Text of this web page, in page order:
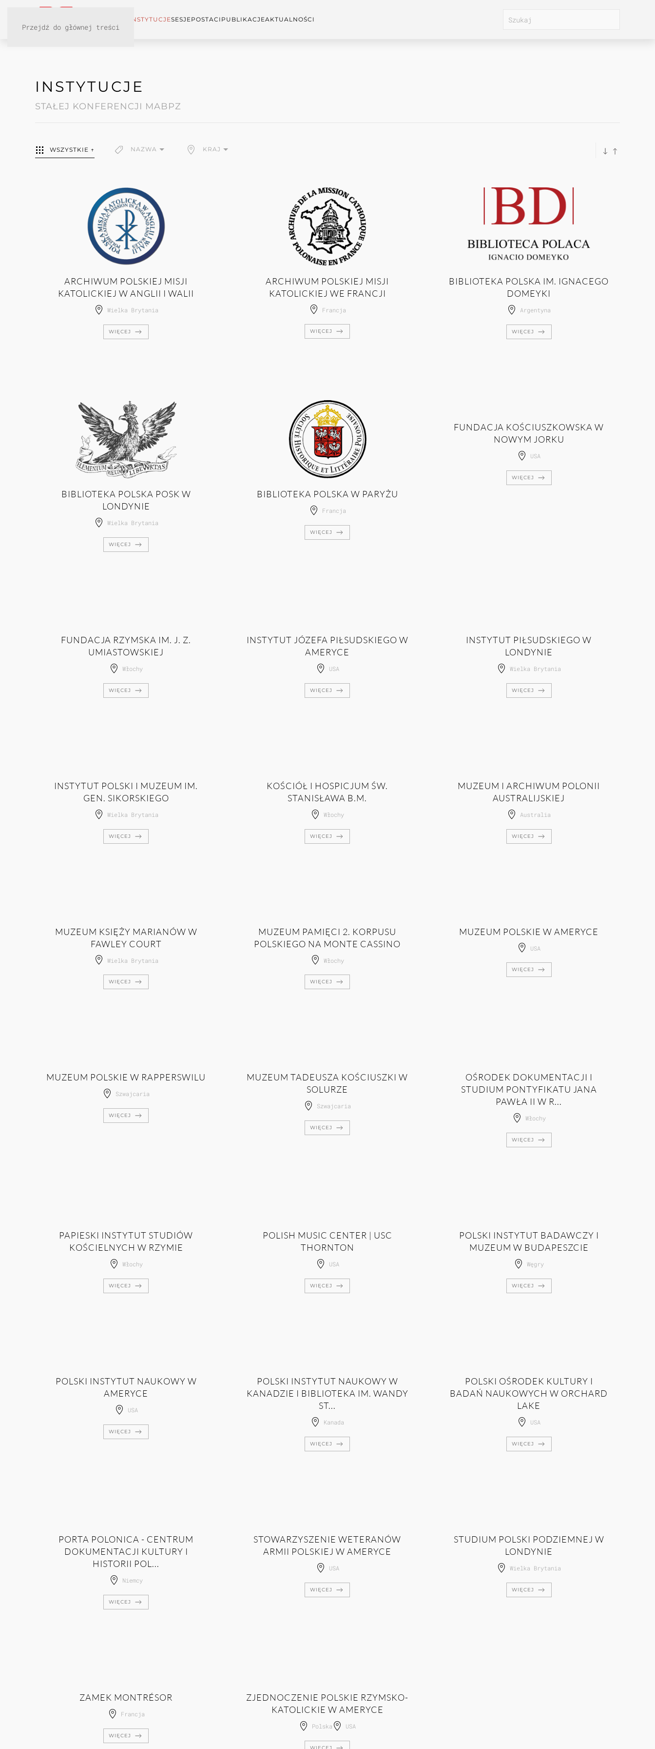
Przejdź do głównej treści
INSTYTUCJESESJEPOSTACI PUBLIKACJEAKTUALNOŚCI
INSTYTUCJE
STAŁEJ KONFERENCJI MABPZ
WSZYSTKIE ↑ NAZWA KRAJ
ARCHIWUM POLSKIEJ MISJI
KATOLICKIEJ W ANGLII I WALII
Wielka Brytania
WIĘCEJ
ARCHIWUM POLSKIEJ MISJI
KATOLICKIEJ WE FRANCJI
Francja
WIĘCEJ
BIBLIOTEKA POLSKA IM. IGNACEGO
DOMEYKI
Argentyna
WIĘCEJ
BIBLIOTEKA POLSKA POSK W
LONDYNIE
Wielka Brytania
WIĘCEJ
BIBLIOTEKA POLSKA W PARYŻU
Francja
WIĘCEJ
FUNDACJA KOŚCIUSZKOWSKA W
NOWYM JORKU
USA
WIĘCEJ
FUNDACJA RZYMSKA IM. J. Z.
UMIASTOWSKIEJ
Włochy
WIĘCEJ
INSTYTUT JÓZEFA PIŁSUDSKIEGO W
AMERYCE
USA
WIĘCEJ
INSTYTUT PIŁSUDSKIEGO W
LONDYNIE
Wielka Brytania
WIĘCEJ
INSTYTUT POLSKI I MUZEUM IM.
GEN. SIKORSKIEGO
Wielka Brytania
WIĘCEJ
KOŚCIÓŁ I HOSPICJUM ŚW.
STANISŁAWA B.M.
Włochy
WIĘCEJ
MUZEUM I ARCHIWUM POLONII
AUSTRALIJSKIEJ
Australia
WIĘCEJ
MUZEUM KSIĘŻY MARIANÓW W
FAWLEY COURT
Wielka Brytania
WIĘCEJ
MUZEUM PAMIĘCI 2. KORPUSU
POLSKIEGO NA MONTE CASSINO
Włochy
WIĘCEJ
MUZEUM POLSKIE W AMERYCE
USA
WIĘCEJ
MUZEUM POLSKIE W RAPPERSWILU
Szwajcaria
WIĘCEJ
MUZEUM TADEUSZA KOŚCIUSZKI W
SOLURZE
Szwajcaria
WIĘCEJ
OŚRODEK DOKUMENTACJI I
STUDIUM PONTYFIKATU JANA
PAWŁA II W R...
Włochy
WIĘCEJ
PAPIESKI INSTYTUT STUDIÓW
KOŚCIELNYCH W RZYMIE
Włochy
WIĘCEJ
POLISH MUSIC CENTER | USC
THORNTON
USA
WIĘCEJ
POLSKI INSTYTUT BADAWCZY I
MUZEUM W BUDAPESZCIE
Węgry
WIĘCEJ
POLSKI INSTYTUT NAUKOWY W
AMERYCE
USA
WIĘCEJ
POLSKI INSTYTUT NAUKOWY W
KANADZIE I BIBLIOTEKA IM. WANDY
ST...
Kanada
WIĘCEJ
POLSKI OŚRODEK KULTURY I
BADAŃ NAUKOWYCH W ORCHARD
LAKE
USA
WIĘCEJ
PORTA POLONICA - CENTRUM
DOKUMENTACJI KULTURY I
HISTORII POL...
Niemcy
WIĘCEJ
STOWARZYSZENIE WETERANÓW
ARMII POLSKIEJ W AMERYCE
USA
WIĘCEJ
STUDIUM POLSKI PODZIEMNEJ W
LONDYNIE
Wielka Brytania
WIĘCEJ
ZAMEK MONTRÉSOR
Francja
WIĘCEJ
ZJEDNOCZENIE POLSKIE RZYMSKO-
KATOLICKIE W AMERYCE
Polska USA
WIĘCEJ